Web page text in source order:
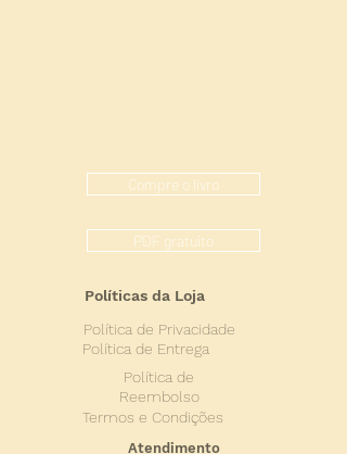
Compre o livro
PDF gratuito
Políticas da Loja
Política de Privacidade
Política de Entrega
Política de
Reembolso
Termos e Condições
Atendimento